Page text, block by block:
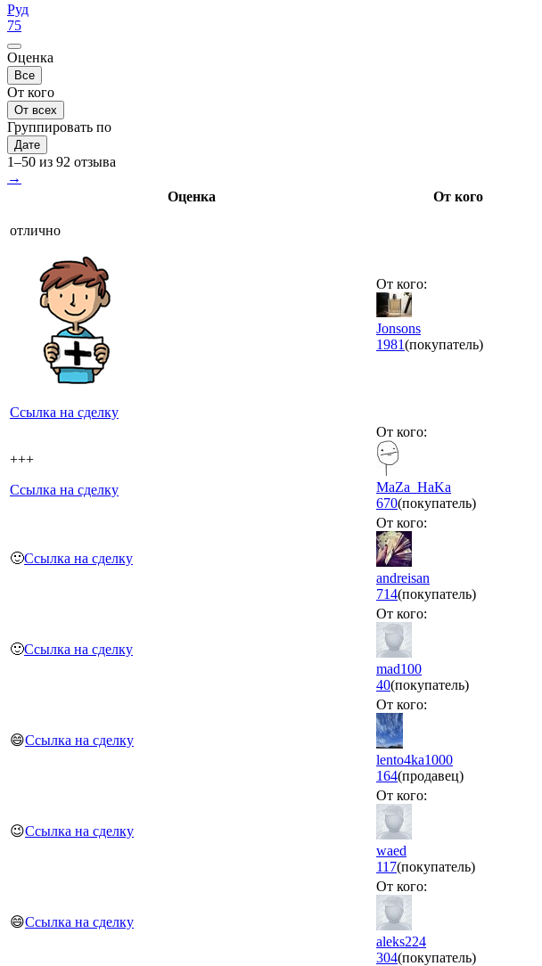
Руд
75
Оценка
Все
От кого
От всех
Группировать по
Дате
1–50 из 92 отзыва
→
Оценка
От кого
отлично
Ссылка на сделку
От кого:
Jonsons
1981(покупатель)
+++
Ссылка на сделку
От кого:
MaZa_HaKa
670(покупатель)
🙂Ссылка на сделку
От кого:
andreisan
714(покупатель)
🙂Ссылка на сделку
От кого:
mad100
40(покупатель)
😄Ссылка на сделку
От кого:
lento4ka1000
164(продавец)
😉Ссылка на сделку
От кого:
waed
117(покупатель)
😄Ссылка на сделку
От кого:
aleks224
304(покупатель)